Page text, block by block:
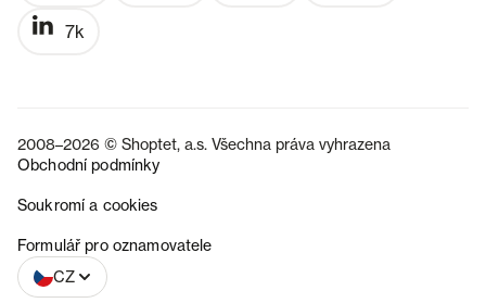
7k
2008–2026 © Shoptet, a.s. Všechna práva vyhrazena
Obchodní podmínky
Soukromí a cookies
Formulář pro oznamovatele
CZ